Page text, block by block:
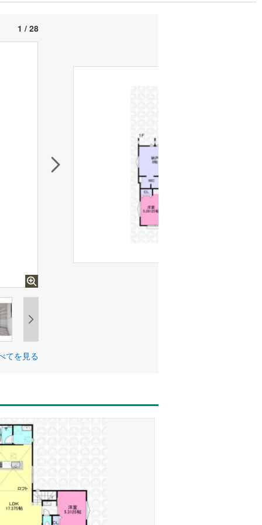
1 / 28
てを見る